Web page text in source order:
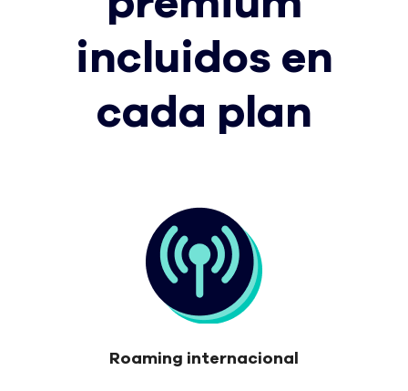
incluidos en
cada plan
Roaming internacional